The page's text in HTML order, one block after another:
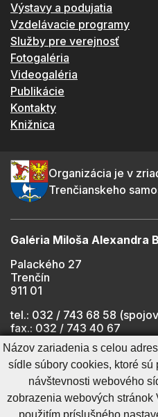
Výstavy a podujatia
Vzdelávacie programy
Služby pre verejnosť
Fotogaléria
Videogaléria
Publikácie
Kontakty
Knižnica
Organizácia je v
Trenčianskeho
Galéria Miloša Alexandra
Palackého 27
Trenčín
911 01
tel.: 032 / 743 68 58
fax.: 032 / 743 40 67
e-mail:
info@gmab.sk
Cookies nastavenie
Cookies - viac informácií
Technický prevádzkovateľ
Názov zariadenia s celou
sídle súbory cookies, ktoré
návštevnosti webového
zobrazenia webových stránok
použitím príslušného